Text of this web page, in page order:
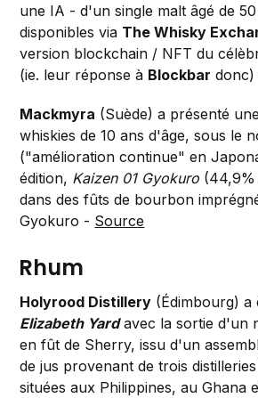
une IA - d'un single malt âgé de
disponibles via The Whisky
version blockchain / NFT du
(ie. leur réponse à Blockbar donc)
Mackmyra (Suède) a présenté
whiskies de 10 ans d'âge, sous le
("amélioration continue" en
édition, Kaizen 01 Gyokuro (44,9%
dans des fûts de bourbon
Gyokuro - Source
Rhum
Holyrood Distillery (Édimbourg) a
Elizabeth Yardavec la sortie d'un
en fût de Sherry, issu d'un
de jus provenant de trois
situées aux Philippines, au Ghana